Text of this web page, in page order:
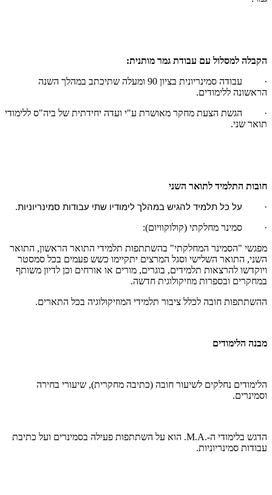
הקבלה למסלול עם עבודת גמר מותנית:
· עבודה סמינריונית בציון 90 ומעלה שתיכתב במהלך השנה
הראשונה ללימודים.
· הגשת הצעת מחקר מאושרת ע"י ועדה יחידתית של ביה"ס ללימודי
תואר שני.
חובות התלמיד לתואר השני
· על כל תלמיד להגיש במהלך לימודיו שתי עבודות סמינריוניות.
· סמינר מחלקתי (קולוקוויום):
מפגשי "הסמינר המחלקתי" בהשתתפות תלמידי התואר הראשון, התואר
השני, התואר השלישי וסגל המרצים יתקיימו כשש פעמים בכל סמסטר
ויוקדשו להרצאות תלמידים, בוגרים, מורים או אורחים וכן לדיון משותף
במחקרים ובספרות מוזיקולוגית חדשה.
ההשתתפות חובה לכלל ציבור תלמידי המוזיקולוגיה בכל התארים.
מבנה הלימודים
הלימודים נחלקים לשיעור חובה (כתיבה מחקרית), שיעורי בחירה
וסמינרים.
הדגש בלימודי ה-.M.A. הוא על השתתפות פעילה בסמינרים ועל כתיבת
עבודות סמינריוניות.